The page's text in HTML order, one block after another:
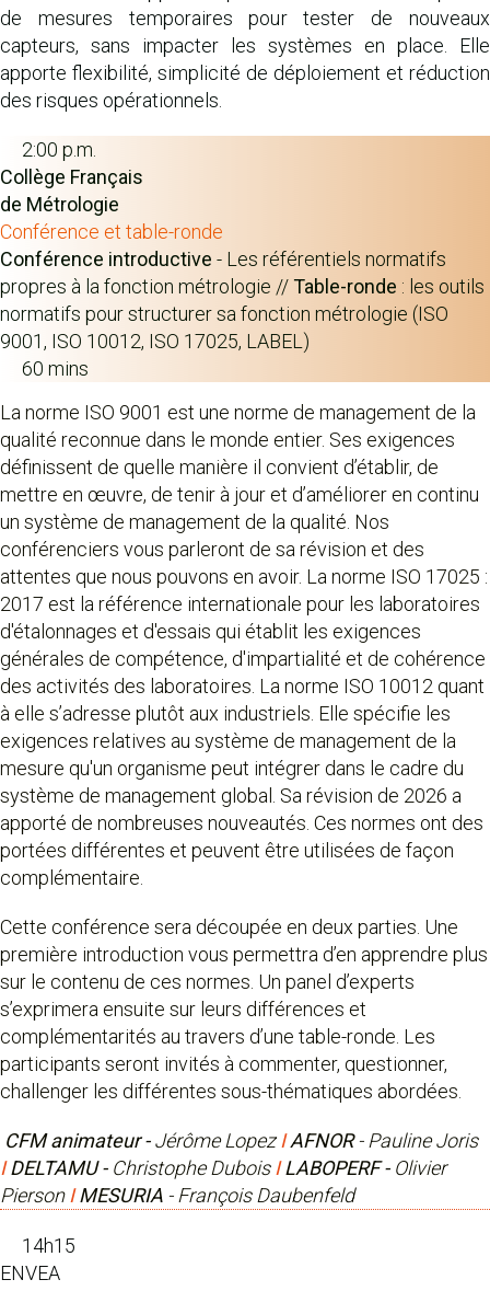
de mesures temporaires pour tester de nouveaux
capteurs, sans impacter les systèmes en place. Elle
apporte flexibilité, simplicité de déploiement et réduction
des risques opérationnels.
2:00 p.m.
Collège Français
de Métrologie
Conférence et table-ronde
Conférence introductive - Les référentiels normatifs
propres à la fonction métrologie //Table-ronde : les outils
normatifs pour structurer sa fonction métrologie (ISO
9001, ISO 10012, ISO 17025, LABEL)
60 mins
La norme ISO 9001 est une norme de management de la
qualité reconnue dans le monde entier. Ses exigences
définissent de quelle manière il convient d’établir, de
mettre en œuvre, de tenir à jour et d’améliorer en continu
un système de management de la qualité. Nos
conférenciers vous parleront de sa révision et des
attentes que nous pouvons en avoir. La norme ISO 17025 :
2017 est la référence internationale pour les laboratoires
d'étalonnages et d'essais qui établit les exigences
générales de compétence, d'impartialité et de cohérence
des activités des laboratoires. La norme ISO 10012 quant
à elle s’adresse plutôt aux industriels. Elle spécifie les
exigences relatives au système de management de la
mesure qu'un organisme peut intégrer dans le cadre du
système de management global. Sa révision de 2026 a
apporté de nombreuses nouveautés. Ces normes ont des
portées différentes et peuvent être utilisées de façon
complémentaire.
Cette conférence sera découpée en deux parties. Une
première introduction vous permettra d’en apprendre plus
sur le contenu de ces normes. Un panel d’experts
s’exprimera ensuite sur leurs différences et
complémentarités au travers d’une table-ronde. Les
participants seront invités à commenter, questionner,
challenger les différentes sous-thématiques abordées.
CFM animateur -Jérôme Lopez IAFNOR- Pauline Joris
IDELTAMU - Christophe Dubois ILABOPERF - Olivier
Pierson IMESURIA - François Daubenfeld
14h15
ENVEA